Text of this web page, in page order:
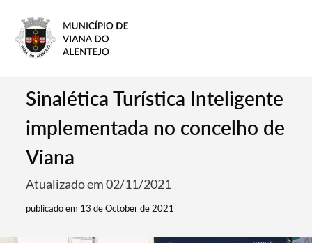
Sinalética Turística Inteligente
implementada no concelho de
Viana
Atualizado em 02/11/2021
publicado em 13 de October de 2021